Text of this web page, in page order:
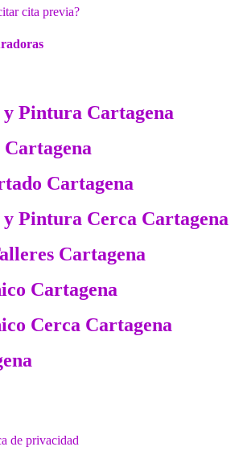
cita previa?
Pintura Cartagena
Cartagena
Pintura Cerca Cartagena
Cartagena
Cartagena
Cerca Cartagena
de privacidad